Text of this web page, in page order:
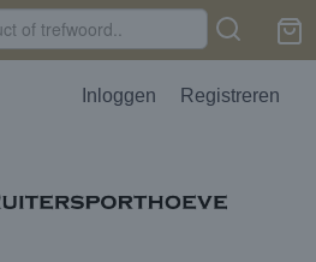
Inloggen Registreren